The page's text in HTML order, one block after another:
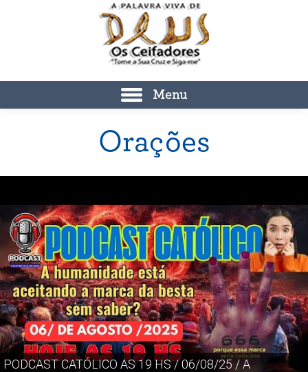
Menu
Orações
PODCAST CATÓLICO AS 19 HS / 06/08/25 / A